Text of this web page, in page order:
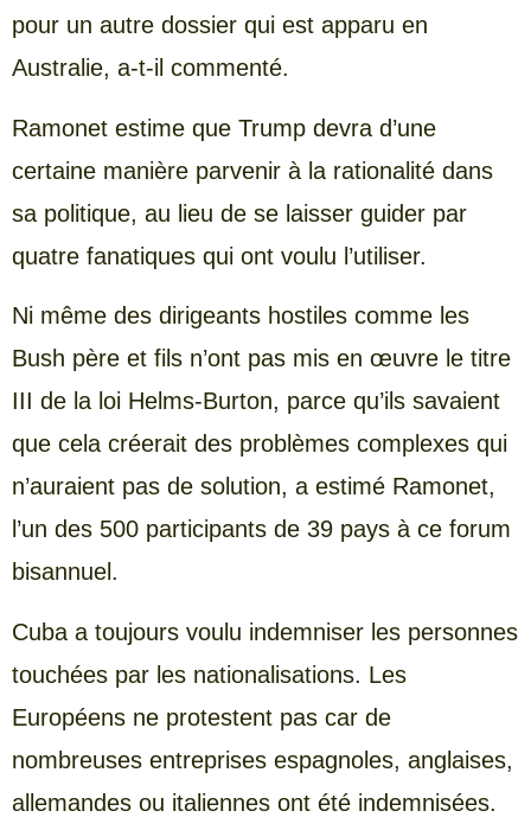
pour un autre dossier qui est apparu en
Australie, a-t-il commenté.
Ramonet estime que Trump devra d’une
certaine manière parvenir à la rationalité dans
sa politique, au lieu de se laisser guider par
quatre fanatiques qui ont voulu l’utiliser.
Ni même des dirigeants hostiles comme les
Bush père et fils n’ont pas mis en œuvre le titre
III de la loi Helms-Burton, parce qu’ils savaient
que cela créerait des problèmes complexes qui
n’auraient pas de solution, a estimé Ramonet,
l’un des 500 participants de 39 pays à ce forum
bisannuel.
Cuba a toujours voulu indemniser les personnes
touchées par les nationalisations. Les
Européens ne protestent pas car de
nombreuses entreprises espagnoles, anglaises,
allemandes ou italiennes ont été indemnisées.